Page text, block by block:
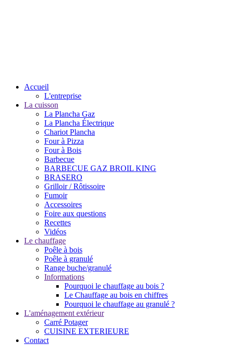
Accueil
L'entreprise
La cuisson
La Plancha Gaz
La Plancha Électrique
Chariot Plancha
Four à Pizza
Four à Bois
Barbecue
BARBECUE GAZ BROIL KING
BRASERO
Grilloir / Rôtissoire
Fumoir
Accessoires
Foire aux questions
Recettes
Vidéos
Le chauffage
Poêle à bois
Poêle à granulé
Range buche/granulé
Informations
Pourquoi le chauffage au bois ?
Le Chauffage au bois en chiffres
Pourquoi le chauffage au granulé ?
L'aménagement extérieur
Carré Potager
CUISINE EXTERIEURE
Contact